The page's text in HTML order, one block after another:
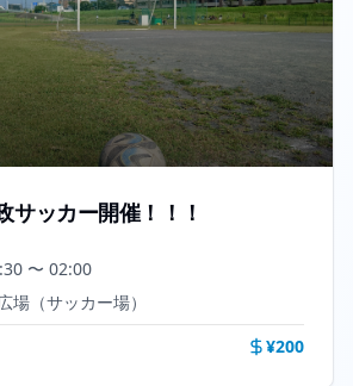
サッカー開催！！！
〜 02:00
場（サッカー場）
¥200